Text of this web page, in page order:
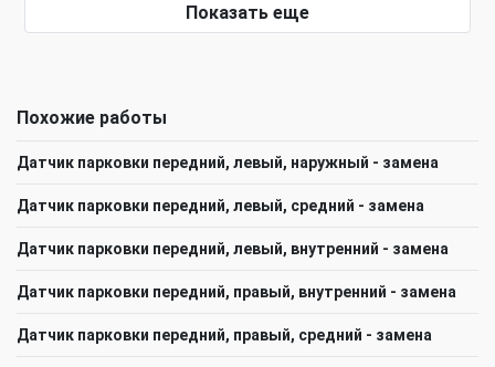
Показать еще
Похожие работы
Датчик парковки передний, левый, наружный - замена
Датчик парковки передний, левый, средний - замена
Датчик парковки передний, левый, внутренний - замена
Датчик парковки передний, правый, внутренний - замена
Датчик парковки передний, правый, средний - замена